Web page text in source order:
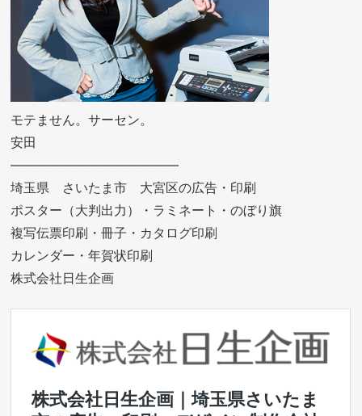
モテません。サーセン。
安田
—————————————
埼玉県 さいたま市 大宮区の広告・印刷
ポスター（大判出力）・ラミネート・のぼり旗
複写伝票印刷・冊子・カタログ印刷
カレンダー・年賀状印刷
株式会社日生企画